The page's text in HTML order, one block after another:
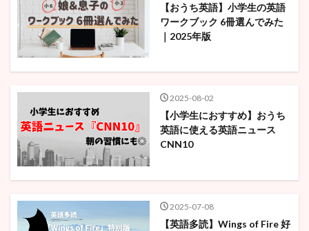
【おうち英語】小学生の英語
ワークブック 6冊選んでみた
｜2025年版
2025-08-02
【小学生におすすめ】おうち
英語に使える英語ニュース
CNN10
2025-07-08
【英語多読】Wings of Fire 好